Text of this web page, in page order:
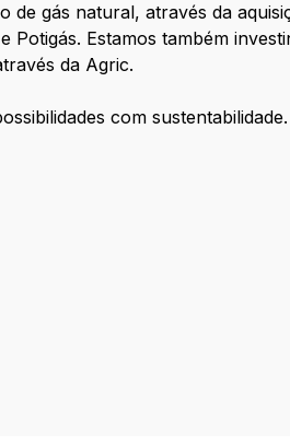
gás natural, através da
Estamos também
da Agric.
com